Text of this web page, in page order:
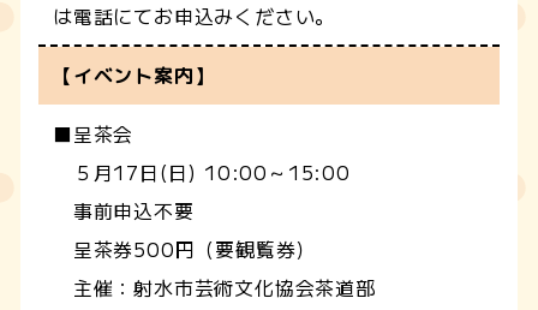
は電話にてお申込みください。
【イベント案内】
■呈茶会
５月17日(日) 10:00～15:00
事前申込不要
呈茶券500円（要観覧券）
主催：射水市芸術文化協会茶道部